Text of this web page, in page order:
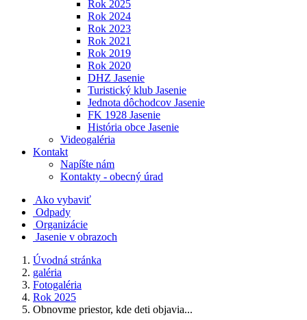
Rok 2025
Rok 2024
Rok 2023
Rok 2021
Rok 2019
Rok 2020
DHZ Jasenie
Turistický klub Jasenie
Jednota dôchodcov Jasenie
FK 1928 Jasenie
História obce Jasenie
Videogaléria
Kontakt
Napíšte nám
Kontakty - obecný úrad
Ako vybaviť
Odpady
Organizácie
Jasenie v obrazoch
Úvodná stránka
galéria
Fotogaléria
Rok 2025
Obnovme priestor, kde deti objavia...